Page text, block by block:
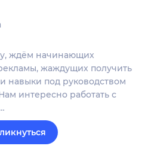
ждём начинающих
жаждущих получить
навыки под руководством
интересно работать с